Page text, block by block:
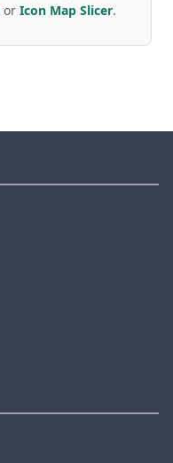
or Icon Map Slicer.